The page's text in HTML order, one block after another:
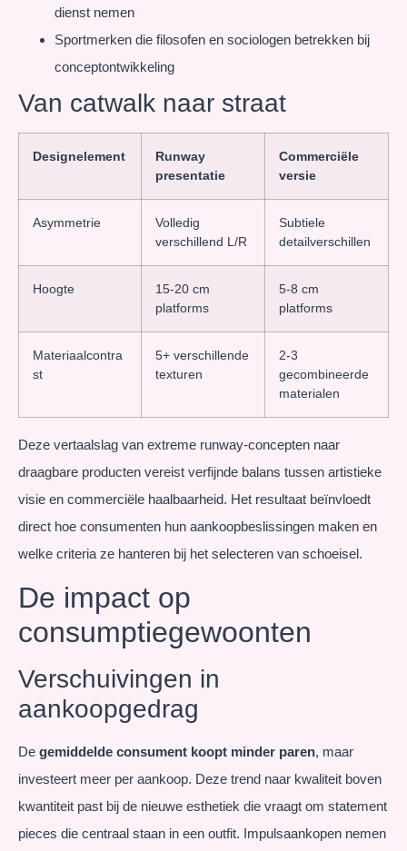
dienst nemen
Sportmerken die filosofen en sociologen betrekken bij
conceptontwikkeling
Van catwalk naar straat
Designelement
Runway
presentatie
Commerciële
versie
Asymmetrie
Volledig
verschillend L/R
Subtiele
detailverschillen
Hoogte
15-20 cm
platforms
5-8 cm
platforms
Materiaalcontra
st
5+ verschillende
texturen
2-3
gecombineerde
materialen
Deze vertaalslag van extreme runway-concepten naar
draagbare producten vereist verfijnde balans tussen artistieke
visie en commerciële haalbaarheid. Het resultaat beïnvloedt
direct hoe consumenten hun aankoopbeslissingen maken en
welke criteria ze hanteren bij het selecteren van schoeisel.
De impact op
consumptiegewoonten
Verschuivingen in
aankoopgedrag
De gemiddelde consument koopt minder paren, maar
investeert meer per aankoop. Deze trend naar kwaliteit boven
kwantiteit past bij de nieuwe esthetiek die vraagt om statement
pieces die centraal staan in een outfit. Impulsaankopen nemen